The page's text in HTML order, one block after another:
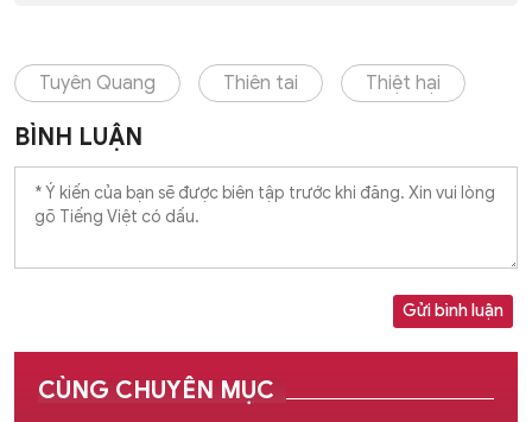
Tuyên Quang Thiên tai Thiệt hại
BÌNH LUẬN
Gửi bình luận
CÙNG CHUYÊN MỤC